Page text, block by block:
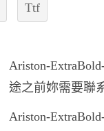
Ttf
Ariston-
途之前妳需要聯
Ariston-